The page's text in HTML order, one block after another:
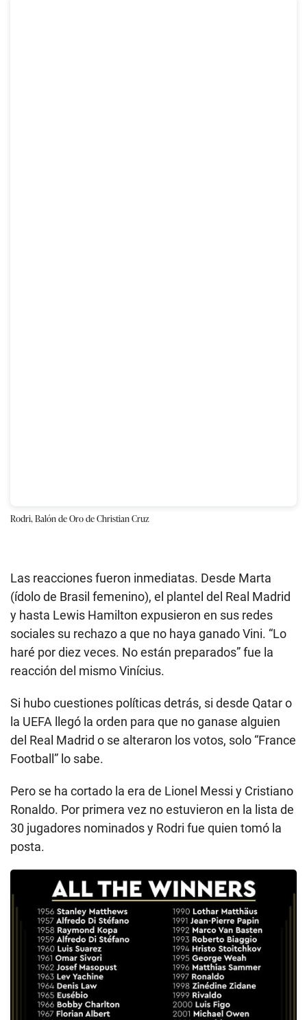
Rodri, Balón de Orode Christian Cruz
Las reacciones fueron inmediatas. Desde Marta
(ídolo de Brasil femenino), el plantel del Real Madrid
y hasta Lewis Hamilton expusieron en sus redes
sociales su rechazo a que no haya ganado Vini. “Lo
haré por diez veces. No están preparados” fue la
reacción del mismo Vinícius.
Si hubo cuestiones políticas detrás, si desde Qatar o
la UEFA llegó la orden para que no ganase alguien
del Real Madrid o se alteraron los votos, solo “France
Football” lo sabe.
Pero se ha cortado la era de Lionel Messi y Cristiano
Ronaldo. Por primera vez no estuvieron en la lista de
30 jugadores nominados y Rodri fue quien tomó la
posta.